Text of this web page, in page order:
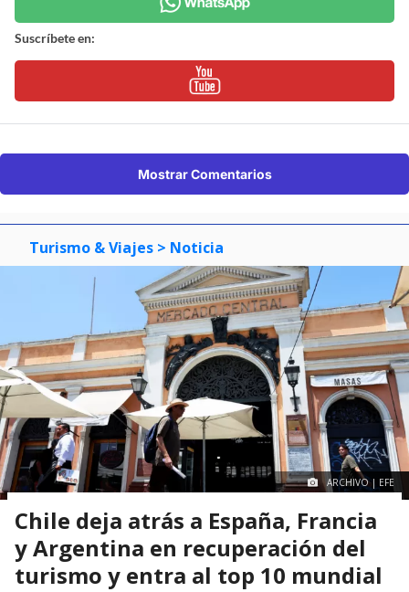
Suscríbete en:
Mostrar Comentarios
Turismo & Viajes > Noticia
ARCHIVO | EFE
Chile deja atrás a España, Francia
y Argentina en recuperación del
turismo y entra al top 10 mundial